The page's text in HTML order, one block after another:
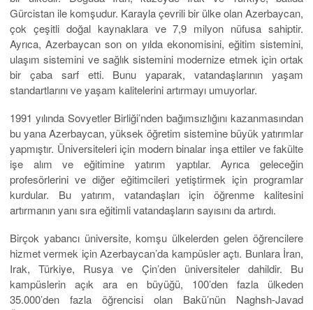
Gürcistan ile komşudur. Karayla çevrili bir ülke olan Azerbaycan,
çok çeşitli doğal kaynaklara ve 7,9 milyon nüfusa sahiptir.
Ayrıca, Azerbaycan son on yılda ekonomisini, eğitim sistemini,
ulaşım sistemini ve sağlık sistemini modernize etmek için ortak
bir çaba sarf etti. Bunu yaparak, vatandaşlarının yaşam
standartlarını ve yaşam kalitelerini artırmayı umuyorlar.
1991 yılında Sovyetler Birliği’nden bağımsızlığını kazanmasından
bu yana Azerbaycan, yüksek öğretim sistemine büyük yatırımlar
yapmıştır. Üniversiteleri için modern binalar inşa ettiler ve fakülte
işe alım ve eğitimine yatırım yaptılar. Ayrıca geleceğin
profesörlerini ve diğer eğitimcileri yetiştirmek için programlar
kurdular. Bu yatırım, vatandaşları için öğrenme kalitesini
artırmanın yanı sıra eğitimli vatandaşların sayısını da artırdı.
Birçok yabancı üniversite, komşu ülkelerden gelen öğrencilere
hizmet vermek için Azerbaycan’da kampüsler açtı. Bunlara İran,
Irak, Türkiye, Rusya ve Çin’den üniversiteler dahildir. Bu
kampüslerin açık ara en büyüğü, 100’den fazla ülkeden
35.000’den fazla öğrencisi olan Bakü’nün Naghsh-Javad